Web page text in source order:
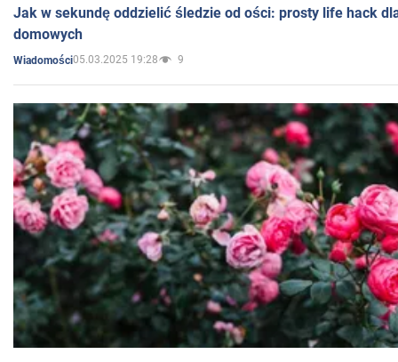
Jak w sekundę oddzielić śledzie od ości: prosty life hack
domowych
Wiadomości05.03.2025 19:28 9